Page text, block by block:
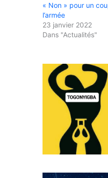
« Non » pour un
l’armée
23 janvier 2022
Dans "Actualités"